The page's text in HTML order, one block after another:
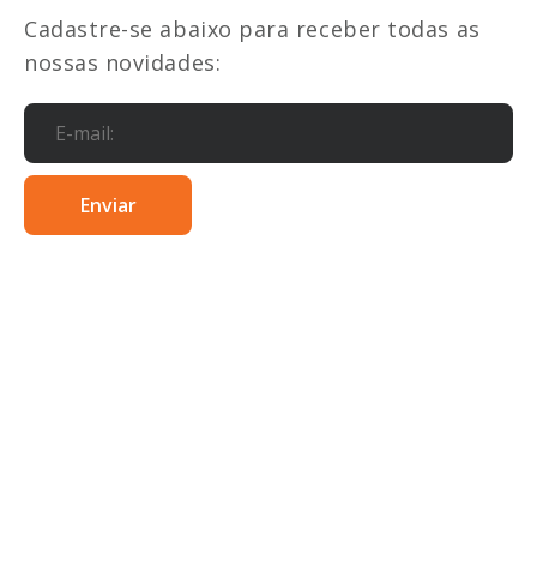
Cadastre-se abaixo para receber todas as
nossas novidades: